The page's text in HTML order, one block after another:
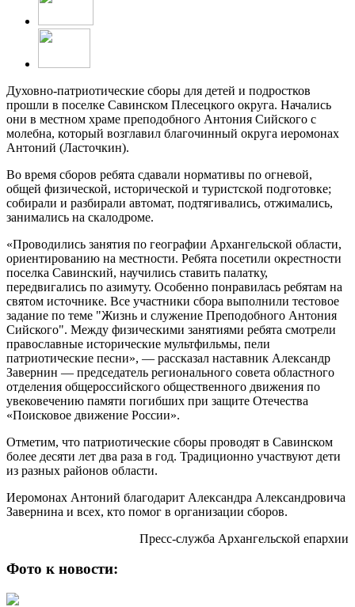
Духовно-патриотические сборы для детей и подростков
прошли в поселке Савинском Плесецкого округа. Начались
они в местном храме преподобного Антония Сийского с
молебна, который возглавил благочинный округа иеромонах
Антоний (Ласточкин).
Во время сборов ребята сдавали нормативы по огневой,
общей физической, исторической и туристской подготовке;
собирали и разбирали автомат, подтягивались, отжимались,
занимались на скалодроме.
«Проводились занятия по географии Архангельской области,
ориентированию на местности. Ребята посетили окрестности
поселка Савинский, научились ставить палатку,
передвигались по азимуту. Особенно понравилась ребятам на
святом источнике. Все участники сбора выполнили тестовое
задание по теме "Жизнь и служение Преподобного Антония
Сийского". Между физическими занятиями ребята смотрели
православные исторические мультфильмы, пели
патриотические песни», — рассказал наставник Александр
Завернин — председатель регионального совета областного
отделения общероссийского общественного движения по
увековечению памяти погибших при защите Отечества
«Поисковое движение России».
Отметим, что патриотические сборы проводят в Савинском
более десяти лет два раза в год. Традиционно участвуют дети
из разных районов области.
Иеромонах Антоний благодарит Александра Александровича
Завернина и всех, кто помог в организации сборов.
Пресс-служба Архангельской епархии
Фото к новости: